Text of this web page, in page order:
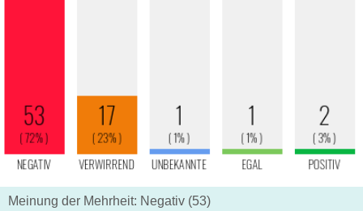
Meinung der Mehrheit: Negativ (53)